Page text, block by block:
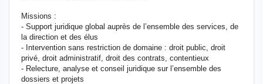
Missions :
- Support juridique global auprès de l’ensemble des services, de
la direction et des élus
- Intervention sans restriction de domaine : droit public, droit
privé, droit administratif, droit des contrats, contentieux
- Relecture, analyse et conseil juridique sur l’ensemble des
dossiers et projets